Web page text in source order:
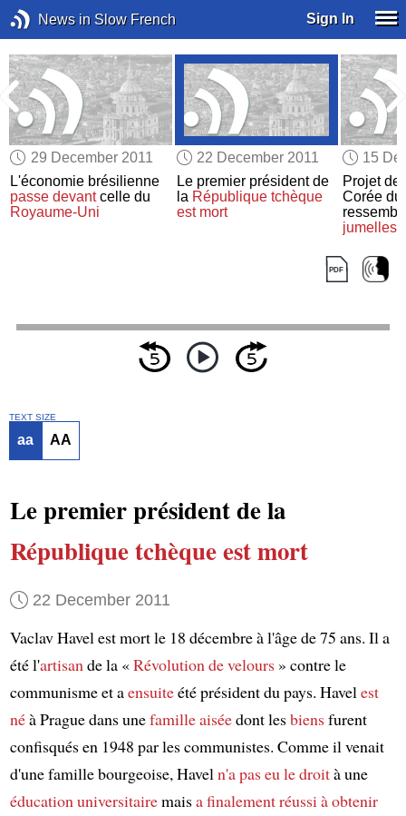
News in Slow French Sign In
29 December 2011
L'économie brésilienne
passe devantcelle du
Royaume-Uni
22 December 2011
Le premier président de
la République tchèque
est mort
15
Projet de
Corée du
jumelles
TEXT SIZE
aa AA
Le premier président de la
République tchèqueest mort
22 December 2011
Vaclav Havel est mort le 18 décembre à l'âge de 75 ans. Il a
été l'artisande la «Révolution de velours» contre le
communisme et aensuiteété président du pays. Havelest
néà Prague dans unefamille aiséedont lesbiensfurent
confisqués en 1948 par les communistes. Comme il venait
d'une famille bourgeoise, Haveln'a pas eu le droità une
éducation universitairemaisa finalement réussi à obtenir